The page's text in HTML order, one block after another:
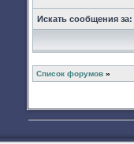
Искать сообщения за:
Список форумов »